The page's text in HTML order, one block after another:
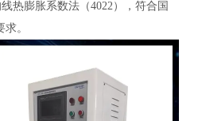
热膨胀系数法（4022），符合国
。